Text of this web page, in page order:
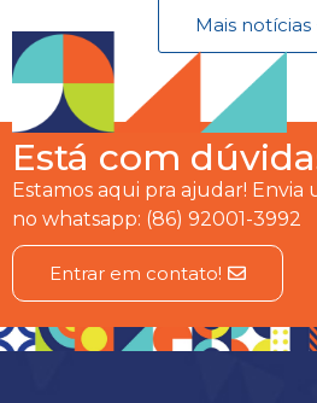
Mais notícias
Está com
Estamos aqui pra ajudar! Envia
no whatsapp: (86) 92001-3992
Entrar em contato!